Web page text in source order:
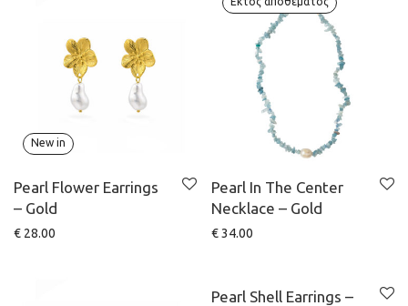
New in
Pearl Flower Earrings
– Gold
€ 28.00
Pearl In The Center
Necklace – Gold
€34.00
Pearl Shell Earrings –